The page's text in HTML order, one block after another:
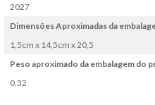
2027
Dimensões Aproximadas da
1,5cm x 14,5cm x 20,5
Peso aproximado da embalagem do
0,32